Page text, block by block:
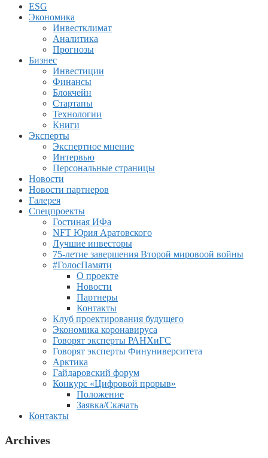
ESG
Экономика
Инвестклимат
Аналитика
Прогнозы
Бизнес
Инвестиции
Финансы
Блокчейн
Стартапы
Технологии
Книги
Эксперты
Экспертное мнение
Интервью
Персональные страницы
Новости
Новости партнеров
Галерея
Спецпроекты
Гостиная ИФа
NFT Юрия Аратовского
Лучшие инвесторы
75-летие завершения Второй мировоой войны
#ГолосПамяти
О проекте
Новости
Партнеры
Контакты
Клуб проектирования будущего
Экономика коронавируса
Говорят эксперты РАНХиГС
Говорят эксперты Финуниверситета
Арктика
Гайдаровский форум
Конкурс «Цифровой прорыв»
Положение
Заявка/Скачать
Контакты
Archives